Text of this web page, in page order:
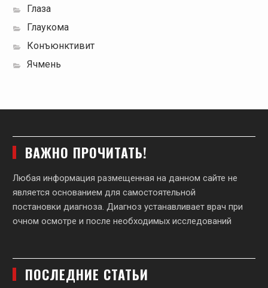
Глаза
Глаукома
Конъюнктивит
Ячмень
ВАЖНО ПРОЧИТАТЬ!
Любая информация размещенная на данном сайте не
является основанием для самостоятельной
постановки диагноза. Диагноз устанавливает врач при
очном осмотре и после необходимых исследований
ПОСЛЕДНИЕ СТАТЬИ